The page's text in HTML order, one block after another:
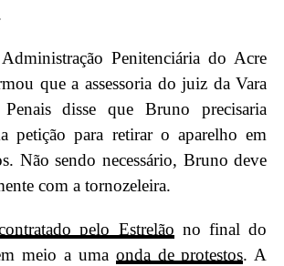
Penitenciária do Acre
que a assessoria do juiz da Vara
disse que Bruno precisaria
petição para retirar o aparelho em
Não sendo necessário, Bruno deve
com a tornozeleira.
pelo Estrelão no final do
meio a uma onda de protestos. A